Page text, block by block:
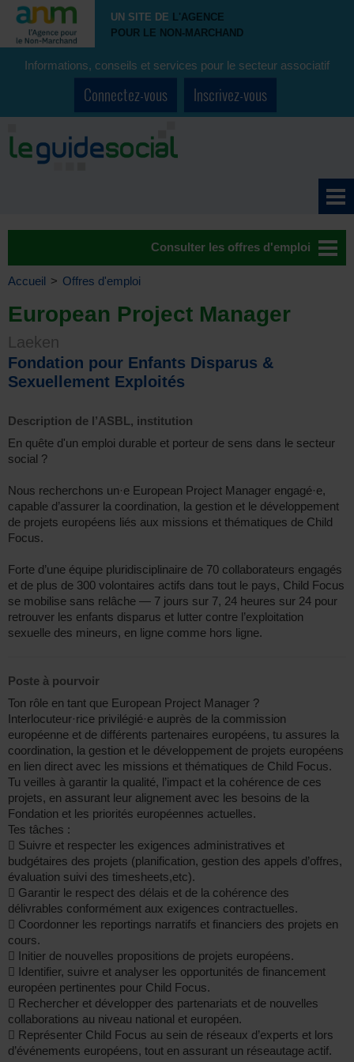
UN SITE DE L'AGENCE
POUR LE NON-MARCHAND
Informations, conseils et services pour le secteur associatif
Connectez-vous Inscrivez-vous
Consulter les offres d'emploi
Accueil > Offres d'emploi
European Project Manager
Laeken
Fondation pour Enfants Disparus &
Sexuellement Exploités
Description de l’ASBL, institution
En quête d'un emploi durable et porteur de sens dans le secteur
social ?
Nous recherchons un·e European Project Manager engagé·e,
capable d’assurer la coordination, la gestion et le développement
de projets européens liés aux missions et thématiques de Child
Focus.
Forte d’une équipe pluridisciplinaire de 70 collaborateurs engagés
et de plus de 300 volontaires actifs dans tout le pays, Child Focus
se mobilise sans relâche — 7 jours sur 7, 24 heures sur 24 pour
retrouver les enfants disparus et lutter contre l’exploitation
sexuelle des mineurs, en ligne comme hors ligne.
Poste à pourvoir
Ton rôle en tant que European Project Manager ?
Interlocuteur·rice privilégié·e auprès de la commission
européenne et de différents partenaires européens, tu assures la
coordination, la gestion et le développement de projets européens
en lien direct avec les missions et thématiques de Child Focus.
Tu veilles à garantir la qualité, l’impact et la cohérence de ces
projets, en assurant leur alignement avec les besoins de la
Fondation et les priorités européennes actuelles.
Tes tâches :
 Suivre et respecter les exigences administratives et
budgétaires des projets (planification, gestion des appels d’offres,
évaluation suivi des timesheets,etc).
 Garantir le respect des délais et de la cohérence des
délivrables conformément aux exigences contractuelles.
 Coordonner les reportings narratifs et financiers des projets en
cours.
 Initier de nouvelles propositions de projets européens.
 Identifier, suivre et analyser les opportunités de financement
européen pertinentes pour Child Focus.
 Rechercher et développer des partenariats et de nouvelles
collaborations au niveau national et européen.
 Représenter Child Focus au sein de réseaux d’experts et lors
d’événements européens, tout en assurant un réseautage actif.